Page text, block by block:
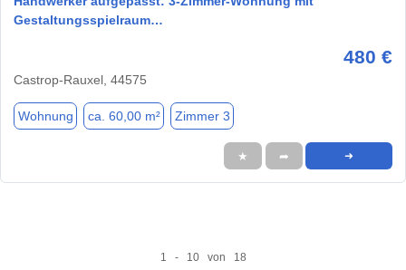
Gestaltungsspielraum…
480 €
Castrop-Rauxel, 44575
Wohnung ca. 60,00 m² Zimmer 3
★ ➦ ➜
1 - 10 von 18